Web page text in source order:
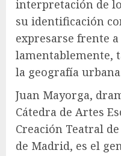
interpretación de
su identificación
expresarse frente
lamentablemente,
la geografía
Juan Mayorga,
Cátedra de Artes
Creación Teatral
de Madrid, es el